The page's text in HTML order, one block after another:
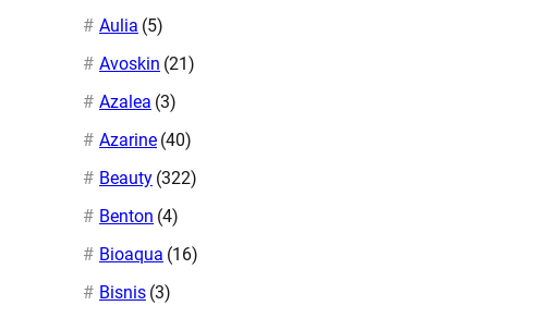
Aulia (5)
Avoskin (21)
Azalea (3)
Azarine (40)
Beauty (322)
Benton (4)
Bioaqua (16)
Bisnis (3)